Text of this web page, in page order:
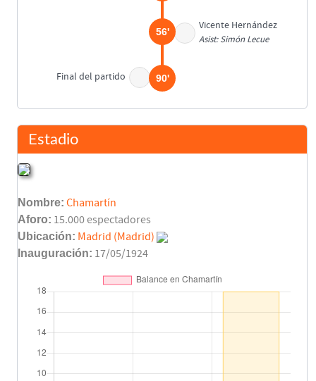
Vicente Hernández
Asist: Simón Lecue
56'
Final del partido 90'
Estadio
Nombre: Chamartín
Aforo: 15.000 espectadores
Ubicación: Madrid (Madrid)
Inauguración: 17/05/1924